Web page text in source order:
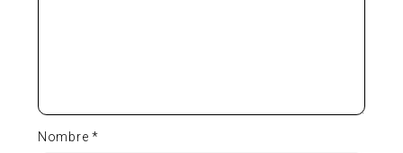
Nombre *